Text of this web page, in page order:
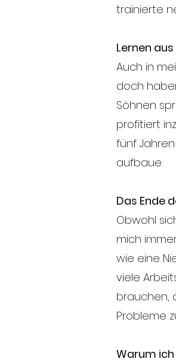
trainierte
Lernen
Auch in
doch
Söhnen
profitiert
fünf
aufbaue.
Das Ende
Obwohl
mich
wie eine
viele
brauchen,
Probleme
Warum